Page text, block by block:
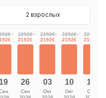
2 взрослых